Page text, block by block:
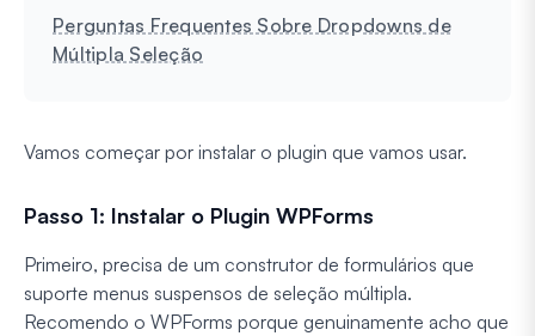
Perguntas Frequentes Sobre Dropdowns de
Múltipla Seleção
Vamos começar por instalar o plugin que vamos usar.
Passo 1: Instalar o Plugin WPForms
Primeiro, precisa de um construtor de formulários que
suporte menus suspensos de seleção múltipla.
Recomendo o WPForms porque genuinamente acho que